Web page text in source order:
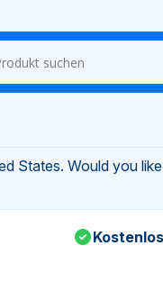
States. Would you